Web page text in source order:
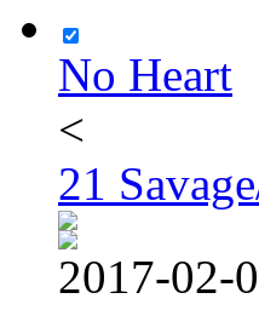
No Heart
<
21
2017-02-